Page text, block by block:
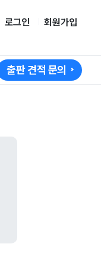
로그인 회원가입
출판 견적 문의